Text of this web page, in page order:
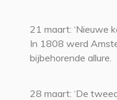
21 maart: ‘Nieuwe
In 1808 werd
bijbehorende allure.
28 maart: ‘De